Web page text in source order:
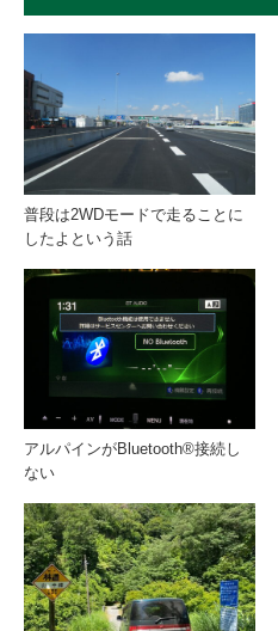
普段は2WDモードで走ることに
したよという話
アルパインがBluetooth®接続し
ない